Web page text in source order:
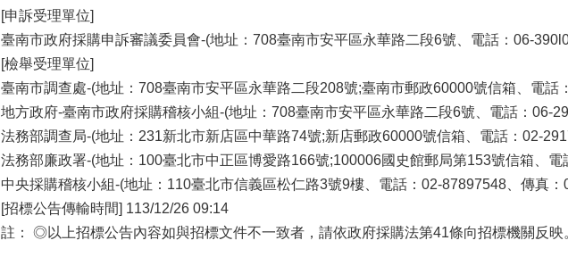
[申訴受理單位]
臺南市政府採購申訴審議委員會-(地址：708臺南市安平區永華路二段6號、電話：06-
[檢舉受理單位]
臺南市調查處-(地址：708臺南市安平區永華路二段208號;臺南市郵政60000號信箱、電話
地方政府-臺南市政府採購稽核小組-(地址：708臺南市安平區永華路二段6號、電話：06-
法務部調查局-(地址：231新北市新店區中華路74號;新店郵政60000號信箱、電話：02-
法務部廉政署-(地址：100臺北市中正區博愛路166號;100006國史館郵局第153號信箱、
中央採購稽核小組-(地址：110臺北市信義區松仁路3號9樓、電話：02-87897548、傳真
[招標公告傳輸時間] 113/12/26 09:14
註： ◎以上招標公告內容如與招標文件不一致者，請依政府採購法第41條向招標機關反映